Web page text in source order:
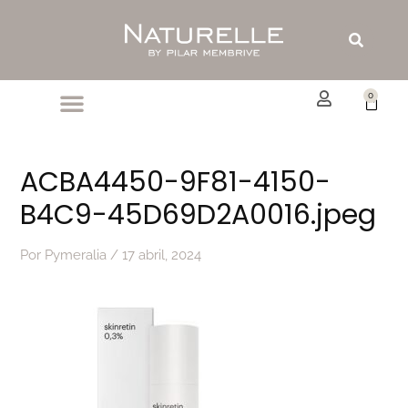
Buscar
0
ACBA4450-9F81-4150-
B4C9-45D69D2A0016.jpeg
Por Pymeralia /17 abril, 2024